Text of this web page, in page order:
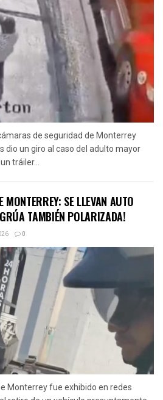
de seguridad de Monterrey
dio un giro al caso del adulto mayor
tráiler...
SE LLEVAN AUTO
TAMBIÉN POLARIZADA!
0
Monterrey fue exhibido en redes